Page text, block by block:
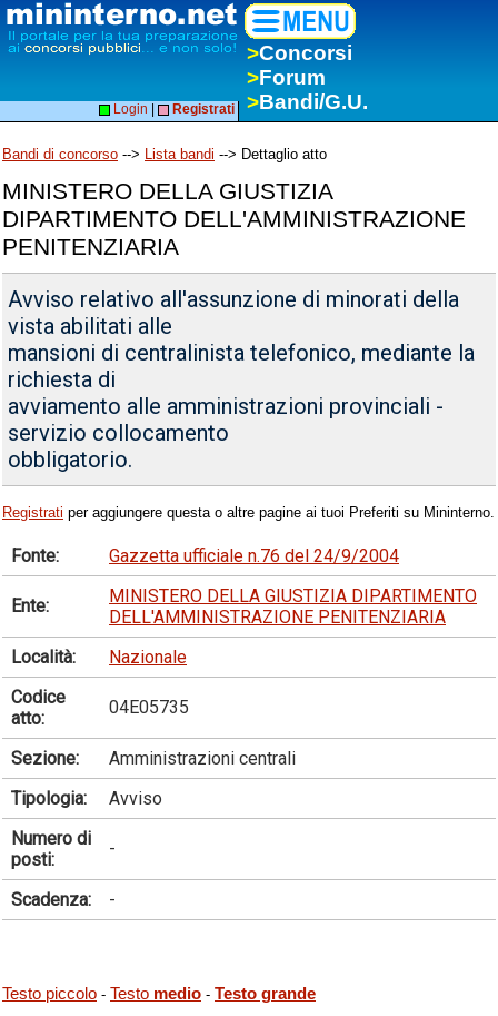
>Concorsi
>Forum
>Bandi/G.U.
Login Registrati
Bandi di concorso --> Lista bandi --> Dettaglio atto
MINISTERO DELLA GIUSTIZIA
DIPARTIMENTO DELL'AMMINISTRAZIONE
PENITENZIARIA
Avviso relativo all'assunzione di minorati della
vista abilitati alle
mansioni di centralinista telefonico, mediante la
richiesta di
avviamento alle amministrazioni provinciali -
servizio collocamento
obbligatorio.
Registrati per aggiungere questa o altre pagine ai tuoi Preferiti su Mininterno.
Fonte: Gazzetta ufficiale n.76 del 24/9/2004
Ente:
MINISTERO DELLA GIUSTIZIA DIPARTIMENTO
DELL'AMMINISTRAZIONE PENITENZIARIA
Località:
Nazionale
Codice
atto:
04E05735
Sezione:
Amministrazioni centrali
Tipologia:
Avviso
Numero di
posti:
-
Scadenza: -
Testo piccolo - Testo medio - Testo grande